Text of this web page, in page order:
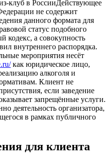
Действующее
не содержит
данного формата для
статус подобного
кодекс, а совокупность
внутреннего распорядка.
мероприятия несёт
как юридическое лицо,
алкоголя и
Клиент не
если заведение
запрещённые услуги.
деятельность организатора,
в рамках публичного
для клиента